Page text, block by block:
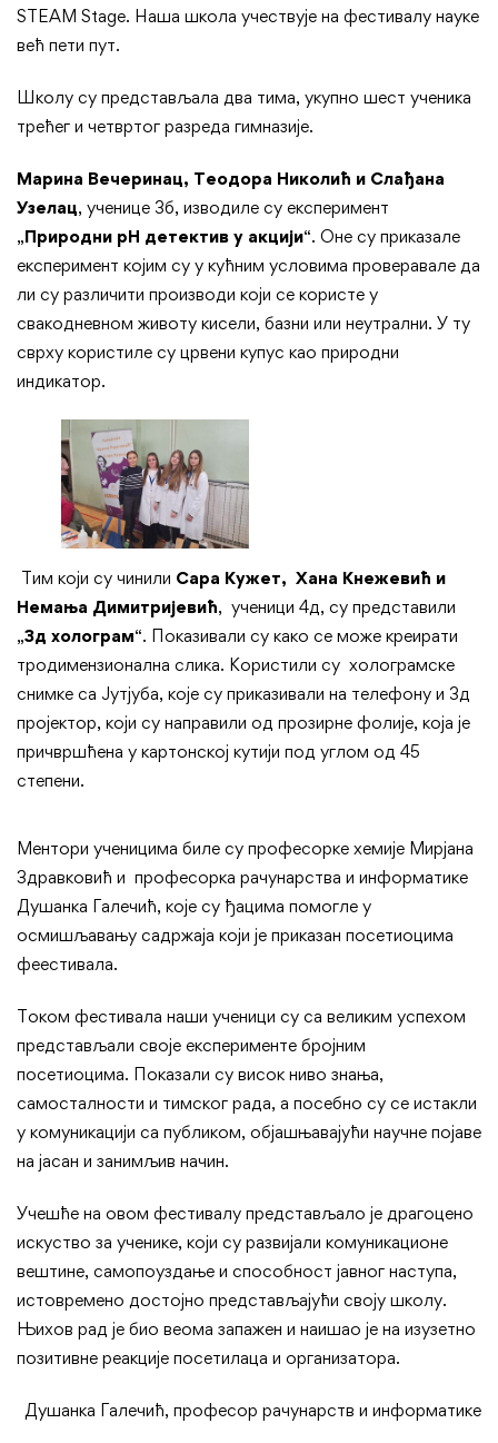
STEAM Stage. Наша школа учествује на фестивалу науке
већ пети пут.
Школу су представљала два тима, укупно шест ученика
трећег и четвртог разреда гимназије.
Марина Вечеринац, Теодора Николић и Слађана
Узелац, ученице 3б, изводиле су експеримент
„Природни pH детектив у акцији“. Оне су приказале
експеримент којим су у кућним условима проверавале да
ли су различити производи који се користе у
свакодневном животу кисели, базни или неутрални. У ту
сврху користиле су црвени купус као природни
индикатор.
Тим који су чинили Сара Кужет, Хана Кнежевић и
Немања Димитријевић, ученици 4д, су представили
„3д холограм“. Показивали су како се може креирати
тродимензионална слика. Користили су холограмске
снимке са Јутјуба, које су приказивали на телефону и 3д
пројектор, који су направили од прозирне фолије, која је
причвршћена у картонској кутији под углом од 45
степени.
Ментори ученицима биле су професорке хемије Мирјана
Здравковић и професорка рачунарства и информатике
Душанка Галечић, које су ђацима помогле у
осмишљавању садржаја који је приказан посетиоцима
феестивала.
Током фестивала наши ученици су са великим успехом
представљали своје експерименте бројним
посетиоцима. Показали су висок ниво знања,
самосталности и тимског рада, а посебно су се истакли
у комуникацији са публиком, објашњавајући научне појаве
на јасан и занимљив начин.
Учешће на овом фестивалу представљало је драгоцено
искуство за ученике, који су развијали комуникационе
вештине, самопоуздање и способност јавног наступа,
истовремено достојно представљајући своју школу.
Њихов рад је био веома запажен и наишао је на изузетно
позитивне реакције посетилаца и организатора.
Душанка Галечић, професор рачунарств и информатике